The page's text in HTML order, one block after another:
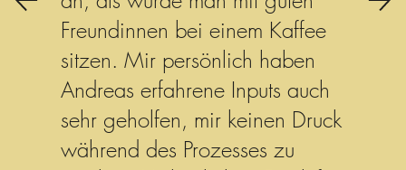
Freundinnen bei einem Kaffee
sitzen. Mir persönlich haben
Andreas erfahrene Inputs auch
sehr geholfen, mir keinen Druck
während des Prozesses zu